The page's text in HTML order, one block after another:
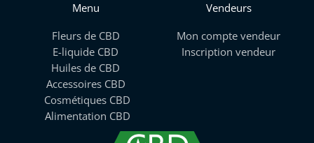
Menu
Fleurs de CBD
E-liquide CBD
Huiles de CBD
Accessoires CBD
Cosmétiques CBD
Alimentation CBD
Vendeurs
Mon compte vendeur
Inscription vendeur